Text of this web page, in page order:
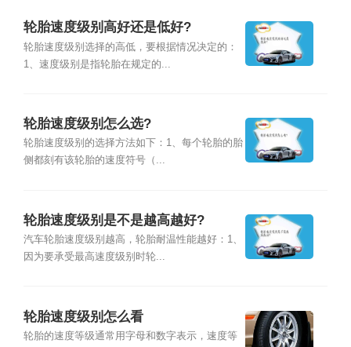
轮胎速度级别高好还是低好?
轮胎速度级别选择的高低，要根据情况决定的：
1、速度级别是指轮胎在规定的...
轮胎速度级别怎么选?
轮胎速度级别的选择方法如下：1、每个轮胎的胎
侧都刻有该轮胎的速度符号（...
轮胎速度级别是不是越高越好?
汽车轮胎速度级别越高，轮胎耐温性能越好：1、
因为要承受最高速度级别时轮...
轮胎速度级别怎么看
轮胎的速度等级通常用字母和数字表示，速度等